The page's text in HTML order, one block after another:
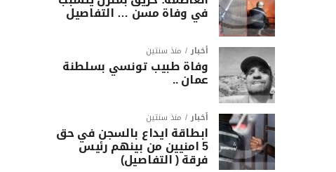
في وفاة مسن … التفاصيل
أخبار منذ سنتين
وفاة طبيب تونسي بسلطنة
عمان ..
أخبار منذ سنتين
ابطاقة ايداع بالسجن في حق
5 امنيين من بينهم رئيس
فرقة ( التفاصيل)